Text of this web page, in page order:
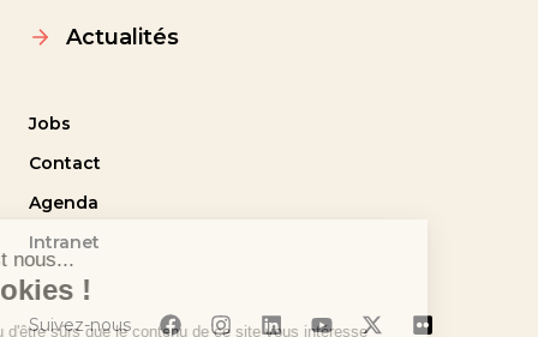
Actualités
Jobs
Contact
Agenda
Intranet
Suivez-nous